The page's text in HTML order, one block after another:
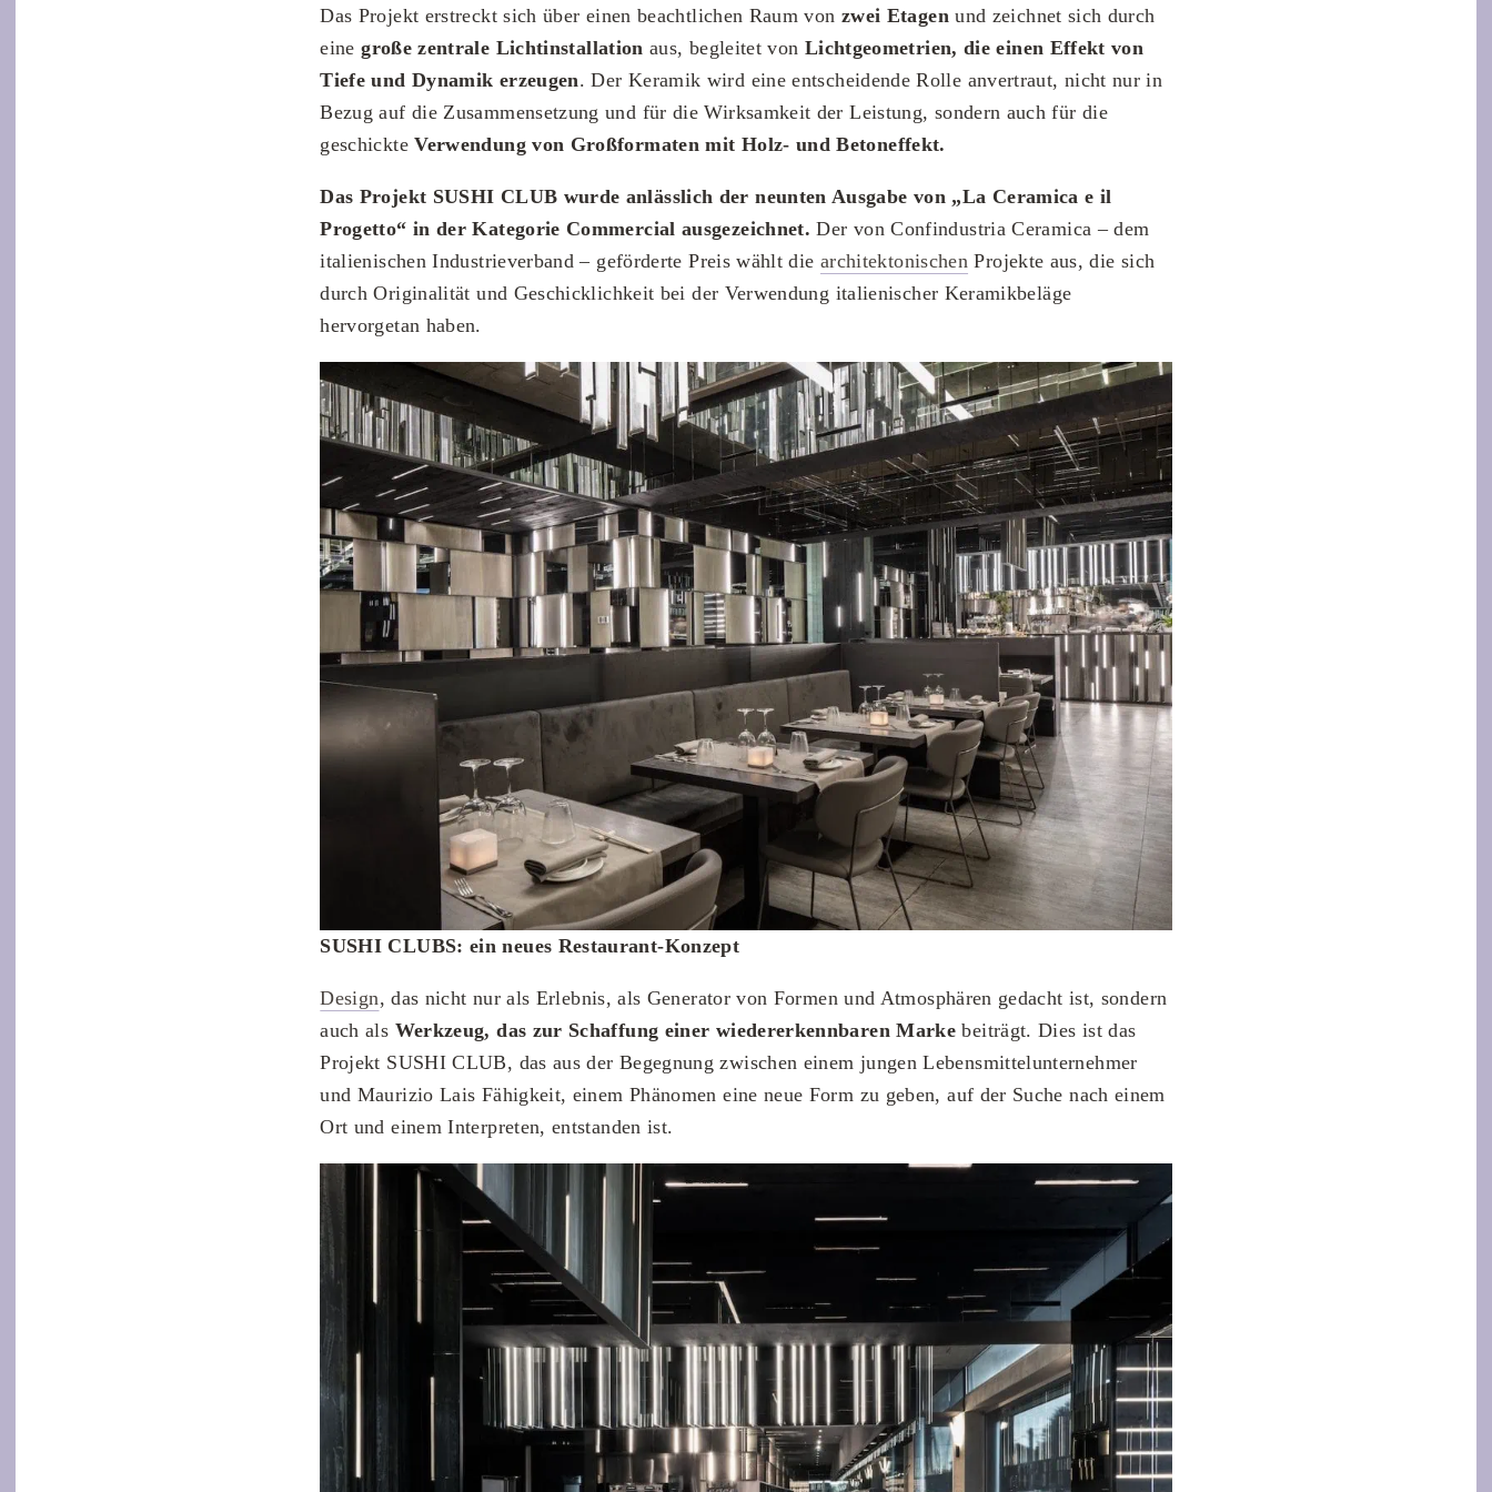
Das Projekt erstreckt sich über einen beachtlichen Raum von zwei Etagen und zeichnet sich durch
einegroße zentrale Lichtinstallation aus, begleitet von Lichtgeometrien, die einen Effekt von
Tiefe und Dynamik erzeugen. Der Keramik wird eine entscheidende Rolle anvertraut, nicht nur in
Bezug auf die Zusammensetzung und für die Wirksamkeit der Leistung, sondern auch für die
geschickteVerwendung von Großformaten mit Holz- und Betoneffekt.
Das Projekt SUSHI CLUB wurde anlässlich der neunten Ausgabe von „La Ceramica e il
Progetto“ in der Kategorie Commercial ausgezeichnet. Der von Confindustria Ceramica – dem
italienischen Industrieverband – geförderte Preis wählt die architektonischen Projekte aus, die sich
durch Originalität und Geschicklichkeit bei der Verwendung italienischer Keramikbeläge
hervorgetan haben.
SUSHI CLUBS: ein neues Restaurant-Konzept
Design, das nicht nur als Erlebnis, als Generator von Formen und Atmosphären gedacht ist, sondern
auch als Werkzeug, das zur Schaffung einer wiedererkennbaren Marke beiträgt. Dies ist das
Projekt SUSHI CLUB, das aus der Begegnung zwischen einem jungen Lebensmittelunternehmer
und Maurizio Lais Fähigkeit, einem Phänomen eine neue Form zu geben, auf der Suche nach einem
Ort und einem Interpreten, entstanden ist.